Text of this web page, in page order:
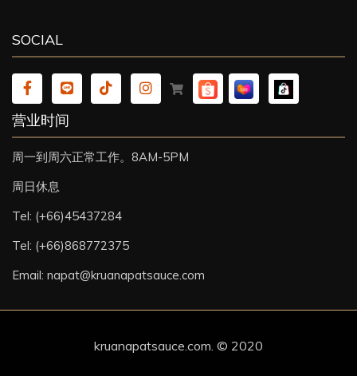
SOCIAL
营业时间
周一到周六正常工作。8AM-5PM
周日休息
Tel: (+66)45437284
Tel: (+66)868772375
Email: napat@kruanapatsauce.com
kruanapatsauce.com. © 2020